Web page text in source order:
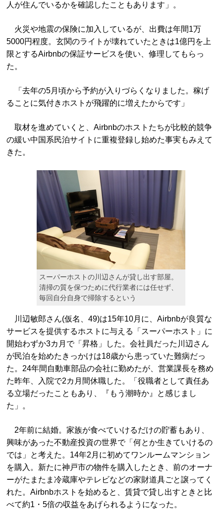
人が住んでいるかを確認したこともあります」。
火災や地震の保険に加入しているが、出費は年間1万
5000円程度。玄関のライトが壊れていたときは1億円を上
限とするAirbnbの保証サービスを使い、修理してもらっ
た。
「去年の5月頃から予約が入りづらくなりました。稼げ
ることに気付きホストが飛躍的に増えたからです」
取材を進めていくと、Airbnbのホストたちが比較的競争
の緩い中国系民泊サイトに重複登録し始めた事実もみえて
きた。
スーパーホストの川辺さんが貸し出す部屋。
清掃の質を保つために代行業者には任せず、
毎回自分自身で掃除するという
川辺敏郎さん(仮名、49)は15年10月に、Airbnbが良質な
サービスを提供するホストに与える「スーパーホスト」に
開始わずか3カ月で「昇格」した。会社員だった川辺さん
が民泊を始めたきっかけは18歳から患っていた難病だっ
た。24年間自動車部品の会社に勤めたが、営業課長を務め
た昨年、入院で2カ月間休職した。「役職者として責任あ
る立場だったこともあり、『もう潮時か』と感じまし
た」。
2年前に結婚。家族が食べていけるだけの貯蓄もあり、
興味があった不動産投資の世界で「何とか生きていけるの
では」と考えた。14年2月に初めてワンルームマンション
を購入。新たに神戸市の物件を購入したとき、前のオーナ
ーがたまたま冷蔵庫やテレビなどの家財道具ごと譲ってく
れた。Airbnbホストを始めると、賃貸で貸し出すときと比
べて約1・5倍の収益をあげられるようになった。